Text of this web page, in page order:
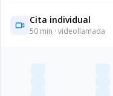
Cita individual
50 min · videollamada